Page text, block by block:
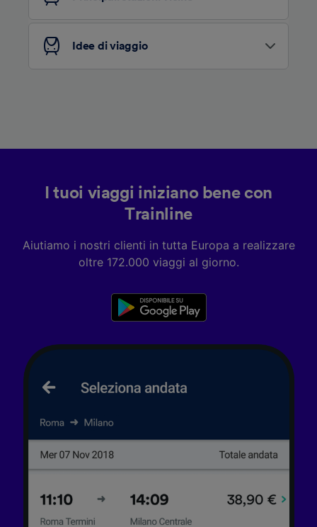
Idee di viaggio
I tuoi viaggi iniziano bene con
Trainline
Aiutiamo i nostri clienti in tutta Europa a realizzare
oltre 172.000 viaggi al giorno.